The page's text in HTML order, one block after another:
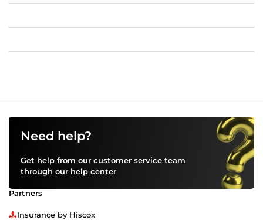
Need help?
Get help from our customer service team
through our help center
Partners
Insurance by Hiscox